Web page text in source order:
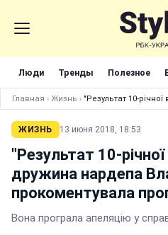
Люди Тренды Полезное
Главная › Жизнь › "Результат 10-
ЖИЗНЬ 13 июня 2018, 18:53
"Результат 10-річної
дружина нардепа
прокоментувала
Вона програла апеляцію у